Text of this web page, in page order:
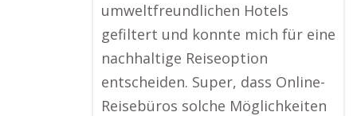
umweltfreundlichen Hotels
gefiltert und konnte mich für eine
nachhaltige Reiseoption
entscheiden. Super, dass Online-
Reisebüros solche Möglichkeiten